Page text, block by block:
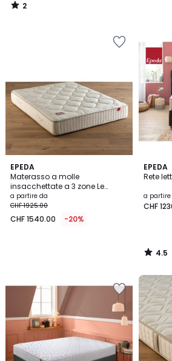
2
/
EPEDA
Materasso a molle
insacchettate a 3 zone Le
Délicatesse
a partire da
CHF 1925.00
CHF 1540.00 -20%
EPEDA
Rete
a partire
CHF
4.5
/ 5
2
Colori
4.5
/